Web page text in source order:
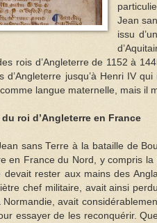
Jean
issu
rois d’Angleterre de 1152 à
d’Angleterre jusqu’à Henri IV
langue maternelle, mais il
roi d’Angleterre en France
sans Terre à la bataille de
en France du Nord, y compris
devait rester aux mains des
chef militaire, avait ainsi
avait
essayer de les reconquérir.